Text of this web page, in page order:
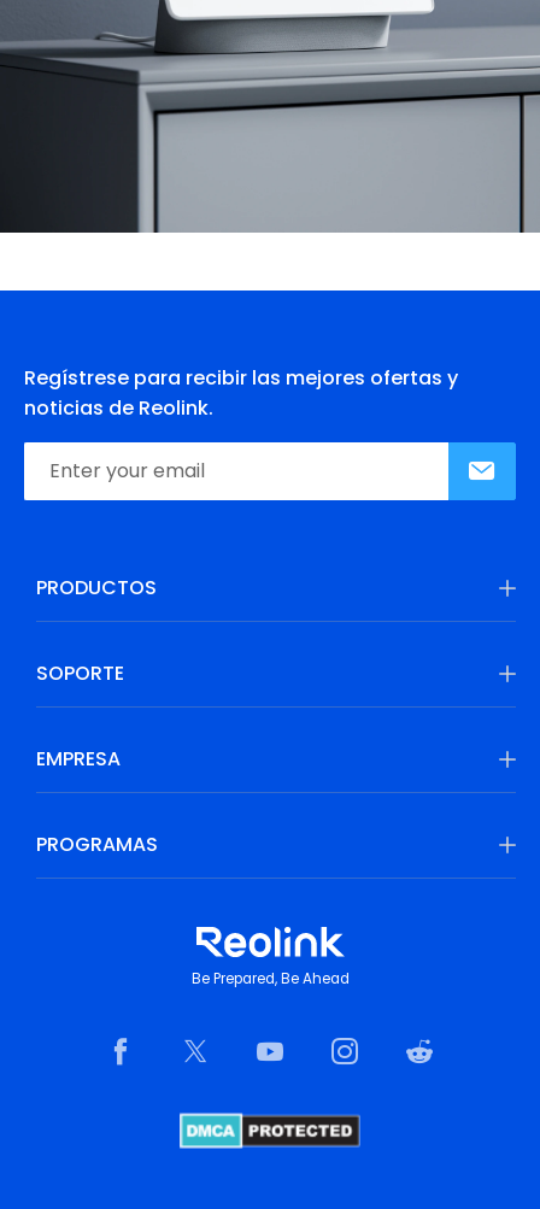
Regístrese para recibir las mejores ofertas y
noticias de Reolink.
PRODUCTOS
SOPORTE
EMPRESA
PROGRAMAS
Be Prepared, Be Ahead